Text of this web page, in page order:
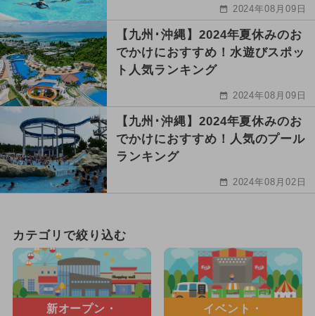
2024年08月09日
【九州･沖縄】2024年夏休みのお
でかけにおすすめ！水遊びスポッ
ト人気ランキング
2024年08月09日
【九州･沖縄】2024年夏休みのお
でかけにおすすめ！人気のプール
ランキング
2024年08月02日
カテゴリで絞り込む
新オープン・
イベント・